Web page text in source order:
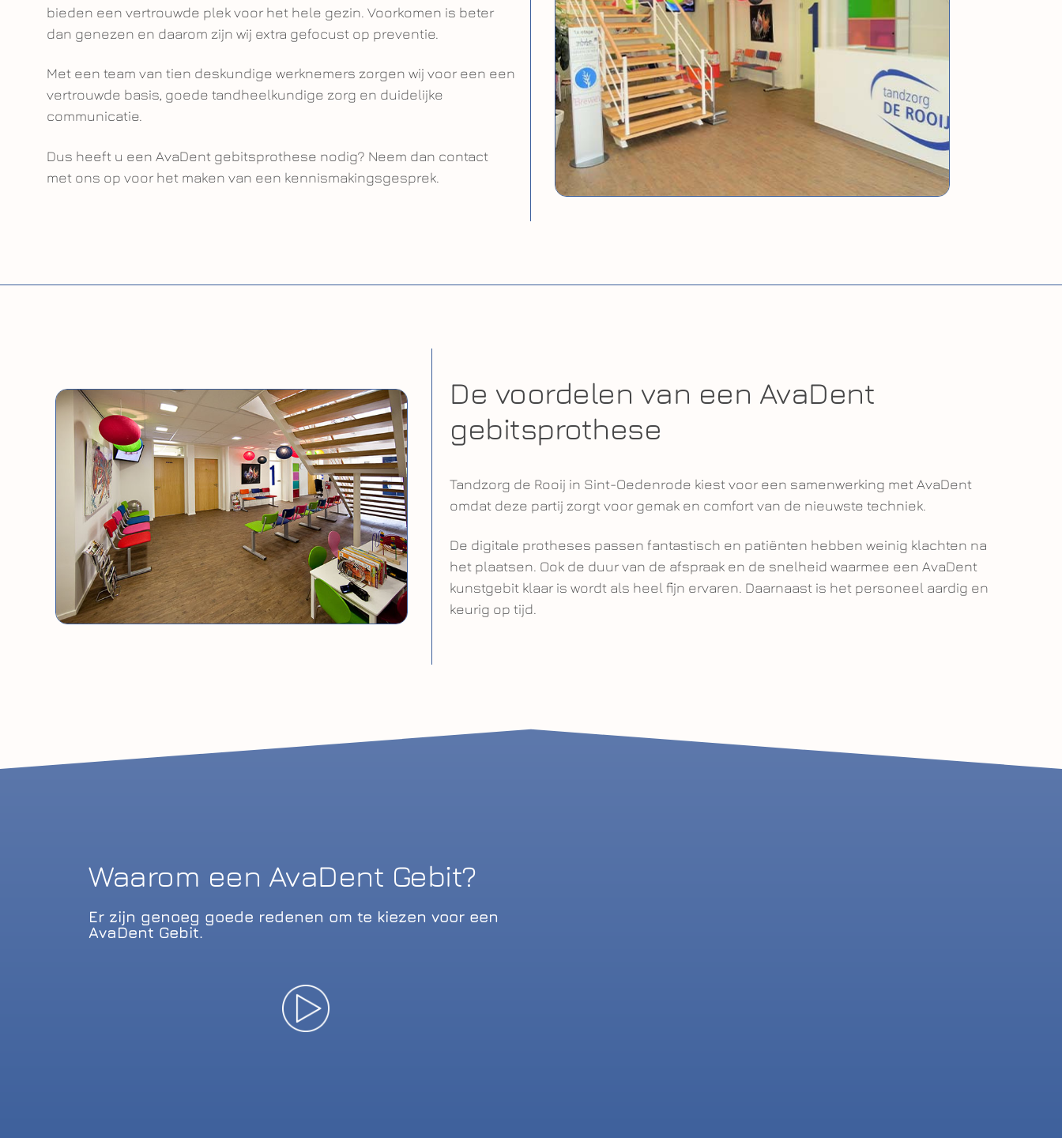
bieden een vertrouwde plek voor het hele gezin. Voorkomen is beter
dan genezen en daarom zijn wij extra gefocust op preventie.
Met een team van tien deskundige werknemers zorgen wij voor een een
vertrouwde basis, goede tandheelkundige zorg en duidelijke
communicatie.
Dus heeft u een AvaDent gebitsprothese nodig? Neem dan contact
met ons op voor het maken van een kennismakingsgesprek.
De voordelen van een AvaDent
gebitsprothese
Tandzorg de Rooij in Sint-Oedenrode kiest voor een samenwerking met AvaDent
omdat deze partij zorgt voor gemak en comfort van de nieuwste techniek.
De digitale protheses passen fantastisch en patiënten hebben weinig klachten na
het plaatsen. Ook de duur van de afspraak en de snelheid waarmee een AvaDent
kunstgebit klaar is wordt als heel fijn ervaren. Daarnaast is het personeel aardig en
keurig op tijd.
Waarom een AvaDent Gebit?
Er zijn genoeg goede redenen om te kiezen voor een
AvaDent Gebit.